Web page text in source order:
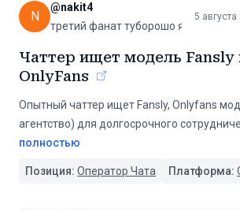
N
@nakit4
третий фанат туборошо я
5
Чаттер ищет модель Fansly
OnlyFans
Опытный чаттер ищет Fansly, Onlyfans
агентство) для долгосрочного
полностью
Позиция: Оператор Чата Платформа: